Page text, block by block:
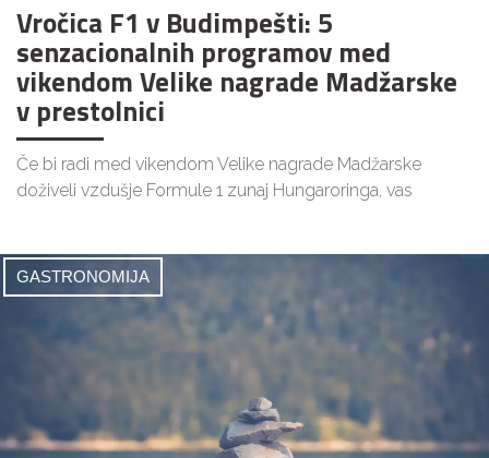
Vročica F1 v Budimpešti: 5
senzacionalnih programov med
vikendom Velike nagrade Madžarske
v prestolnici
Če bi radi med vikendom Velike nagrade Madžarske
doživeli vzdušje Formule 1 zunaj Hungaroringa, vas
GASTRONOMIJA